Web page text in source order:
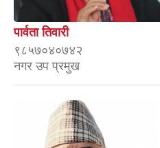
पार्वता तिवारी
९८५७०४०७४२
नगर उप प्रमुख